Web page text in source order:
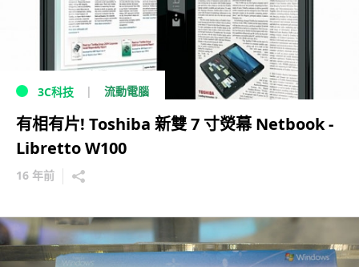
3C科技 流動電腦
有相有片! Toshiba 新雙 7 寸熒幕 Netbook -
Libretto W100
16 年前